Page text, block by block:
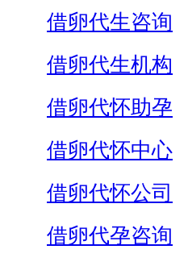
借卵代生咨询
借卵代生机构
借卵代怀助孕
借卵代怀中心
借卵代怀公司
借卵代孕咨询